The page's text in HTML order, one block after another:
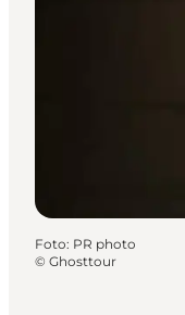
Foto: PR photo
© Ghosttour